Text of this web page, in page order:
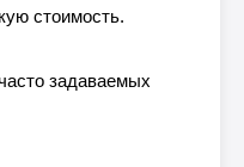
стоимость.
задаваемых